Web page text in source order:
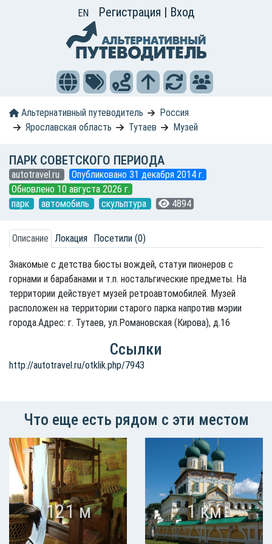
EN Регистрация | Вход
Альтернативный путеводитель
Россия
Ярославская область
Тутаев Музей
ПАРК СОВЕТСКОГО ПЕРИОДА
autotravel.ru
Опубликовано 31 декабря 2014 г.
Обновлено 10 августа 2026 г.
парк
автомобиль скульптура 4894
Описание Локация Посетили (0)
Знакомые с детства бюсты вождей, статуи пионеров с
горнами и барабанами и т.п. ностальгические предметы. На
территории действует музей ретроавтомобилей. Музей
расположен на территории старого парка напротив мэрии
города.Адрес: г. Тутаев, ул.Романовская (Кирова), д.16
Ссылки
http://autotravel.ru/otklik.php/7943
Что еще есть рядом с эти местом
121 м 1 км